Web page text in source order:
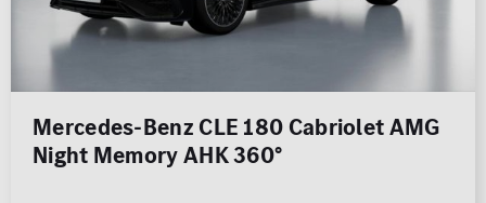
Mercedes-Benz CLE 180 Cabriolet AMG
Night Memory AHK 360°